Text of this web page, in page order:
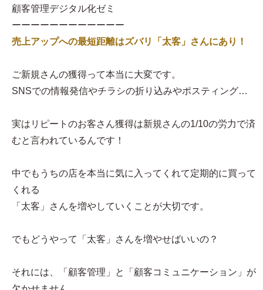
顧客管理デジタル化ゼミ
ーーーーーーーーーーーー
売上アップへの最短距離はズバリ「太客」さんにあり！
ご新規さんの獲得って本当に大変です。
SNSでの情報発信やチラシの折り込みやポスティング…
実はリピートのお客さん獲得は新規さんの1/10の労力で済
むと言われているんです！
中でもうちの店を本当に気に入ってくれて定期的に買って
くれる
「太客」さんを増やしていくことが大切です。
でもどうやって「太客」さんを増やせばいいの？
それには、「顧客管理」と「顧客コミュニケーション」が